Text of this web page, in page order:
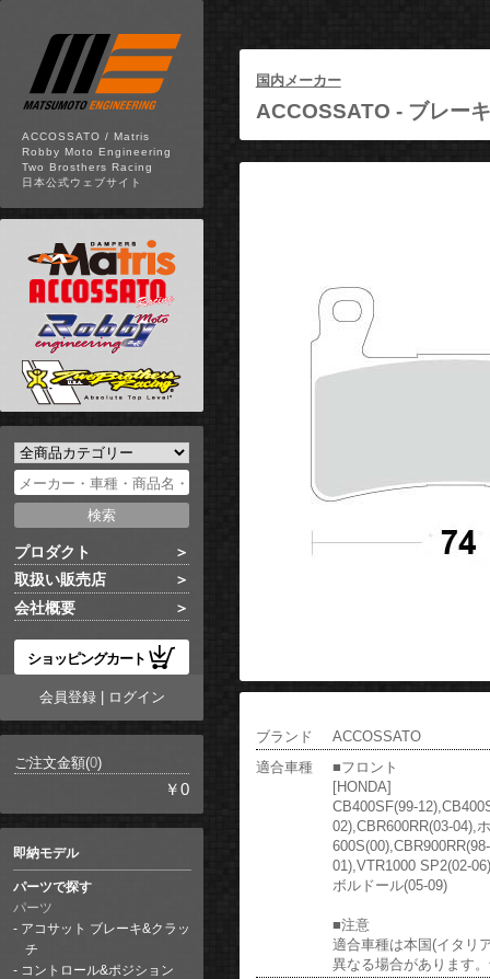
ACCOSSATO / Matris
Robby Moto Engineering
Two Brosthers Racing
日本公式ウェブサイト
プロダクト
取扱い販売店
会社概要
ショッピングカート
会員登録| ログイン
ご注文金額(0)
￥0
即納モデル
パーツで探す
パーツ
アコサット ブレーキ&クラッ
チ
コントロール&ポジション
国内メーカー
ACCOSSATO - ブレー
ブランド
ACCOSSATO
適合車種
■フロント
[HONDA]
CB400SF(99-
02),CBR600RR(03-04),
01),VTR1000 SP2(02-
ボルドール(05-09)
■注意
適合車種は本国(イタリ
異なる場合があります